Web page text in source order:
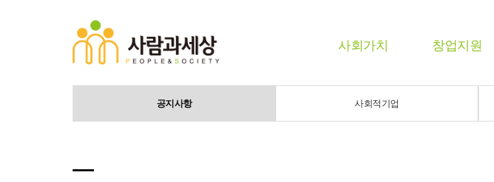
사회가치 창업지원
공지사항 사회적기업